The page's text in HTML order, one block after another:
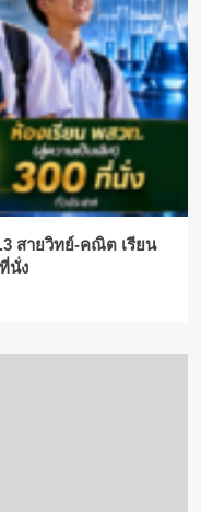
สายวิทย์-คณิต เรียน
นั่ง